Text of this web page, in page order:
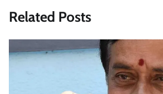
Related Posts